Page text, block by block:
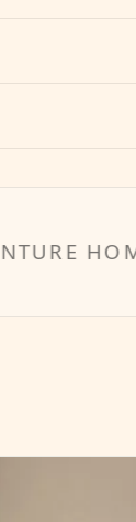
HOME